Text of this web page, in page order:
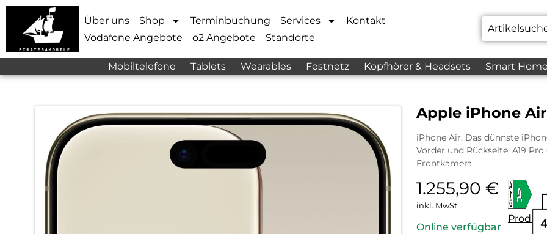
Über uns Shop Terminbuchung Services
Kontakt
Vodafone Angebote
o2 Angebote Standorte
Mobiltelefone Tablets Wearables Festnetz Kopfhörer & Headsets Smart Home
Apple iPhone
iPhone Air. Das dünnste
Vorder und Rückseite, A19
Frontkamera.
1.255,90 €
inkl. MwSt.
Online verfügbar